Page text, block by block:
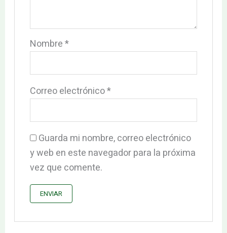
Nombre*
Correo electrónico*
Guarda mi nombre, correo electrónico
y web en este navegador para la próxima
vez que comente.